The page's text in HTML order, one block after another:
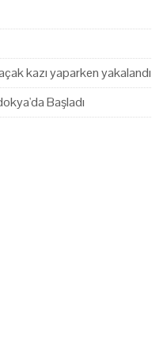
kazı yaparken yakalandı
Başladı